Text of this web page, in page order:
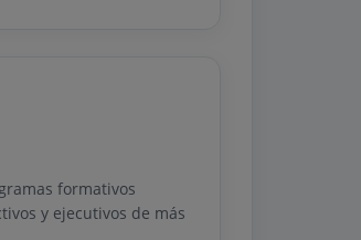
formativos
y ejecutivos de más